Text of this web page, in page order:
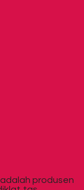
produsen